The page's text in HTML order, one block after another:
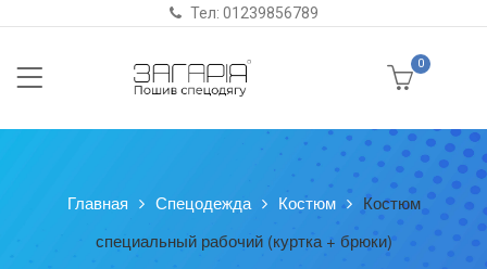
Тел: 01239856789
0
Главная Спецодежда Костюм
Костюм
специальный рабочий (куртка + брюки)